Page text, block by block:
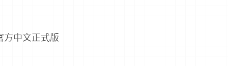
方中文正式版